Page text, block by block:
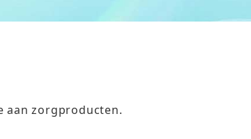
aan zorgproducten.